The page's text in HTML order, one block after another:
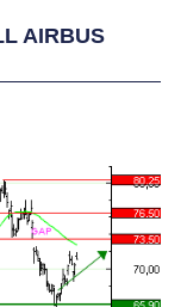
AIRBUS